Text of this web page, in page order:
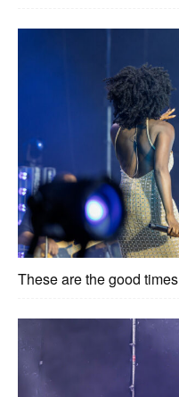
These are the good times